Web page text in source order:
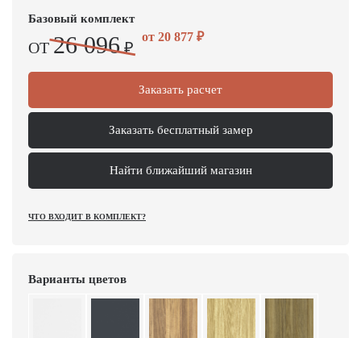
Базовый комплект
ОТ26 096₽
от 20 877 ₽
Заказать расчет
Заказать бесплатный замер
Найти ближайший магазин
ЧТО ВХОДИТ В КОМПЛЕКТ?
Варианты цветов